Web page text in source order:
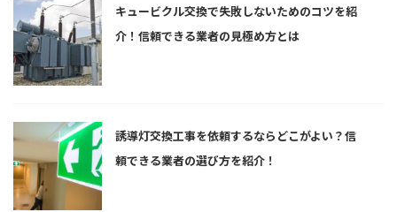
キュービクル交換で失敗しないためのコツを紹
介！信頼できる業者の見極め方とは
誘導灯交換工事を依頼するならどこがよい？信
頼できる業者の選び方を紹介！